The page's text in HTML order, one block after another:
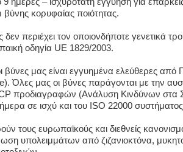
κορυφαίας ποιότητας.
δεν περιέχει τον οποιονδήποτε γενετικά
οδηγία UE 1829/2003.
βύνες μας είναι εγγυημένα ελεύθερες από
Όλες μας οι βύνες παράγονται με την
προδιαγραφών (Ανάλυση Κινδύνων στα
σε ισχύ και του ISO 22000
τους ευρωπαϊκούς και διεθνείς
υπολειμμάτων από ζιζανιοκτόνα,